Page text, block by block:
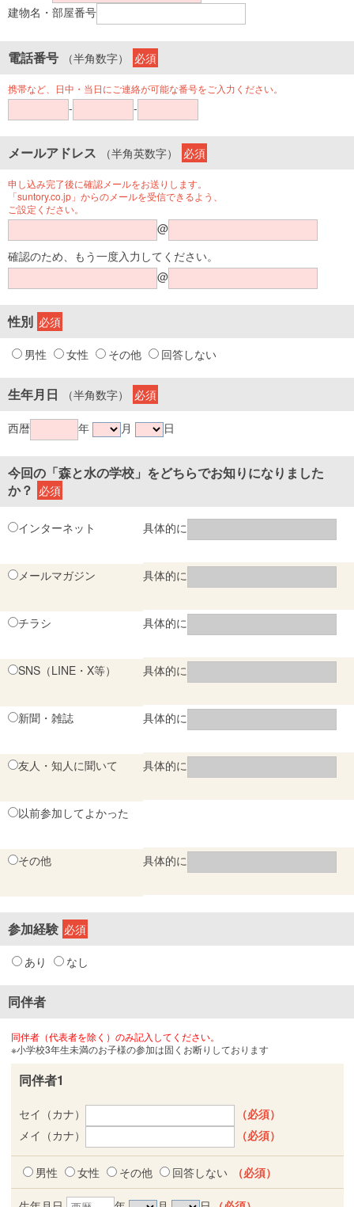
建物名・部屋番号
電話番号 （半角数字） 必須
携帯など、日中・当日にご連絡が可能な番号をご入力ください。
- -
メールアドレス （半角英数字） 必須
申し込み完了後に確認メールをお送りします。
「suntory.co.jp」からのメールを受信できるよう、
ご設定ください。
@
確認のため、もう一度入力してください。
@
性別 必須
男性 女性 その他 回答しない
生年月日 （半角数字） 必須
西暦 年 月 日
今回の「森と水の学校」をどちらでお知りになりました
か？ 必須
インターネット
メールマガジン
チラシ
SNS（LINE・X等）
新聞・雑誌
友人・知人に聞いて
以前参加してよかった
その他
具体的に
具体的に
具体的に
具体的に
具体的に
具体的に
具体的に
参加経験 必須
あり なし
同伴者
同伴者（代表者を除く）のみ記入してください。
※小学校3年生未満のお子様の参加は固くお断りしております
同伴者1
セイ（カナ）
（必須）
メイ（カナ）
（必須）
男性 女性 その他 回答しない （必須）